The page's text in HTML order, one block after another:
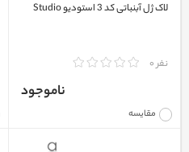
لاک ژل آبنباتی کد 3 استودیو Studio
نفر 0
مقایسه
ناموجود